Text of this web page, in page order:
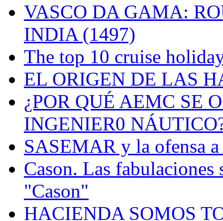
VASCO DA GAMA:
INDIA (1497)
The top 10 cruise
EL ORIGEN DE LAS
¿POR QUÉ AEMC SE
INGENIER0
SASEMAR y la ofensa a
Cason. Las fabulaciones
"Cason"
HACIENDA SOMOS